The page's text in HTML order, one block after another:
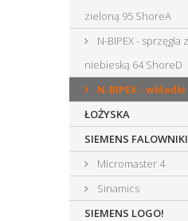
zieloną 95 ShoreA
N-BIPEX - sprzęgła
niebieską 64 ShoreD
N-BIPEX - wkładki
ŁOŻYSKA
SIEMENS FALOWNIKI
Micromaster 4
Sinamics
SIEMENS LOGO!